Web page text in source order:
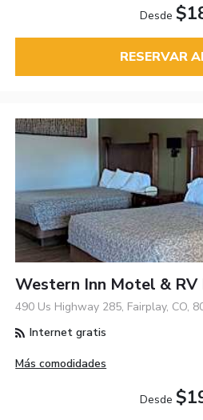
Desde
RESERVAR
Western Inn Motel & RV
490 Us Highway 285, Fairplay, CO,
Internet gratis
Más comodidades
Desde